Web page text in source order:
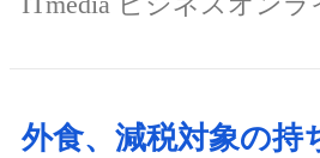
外食、減税対象の持